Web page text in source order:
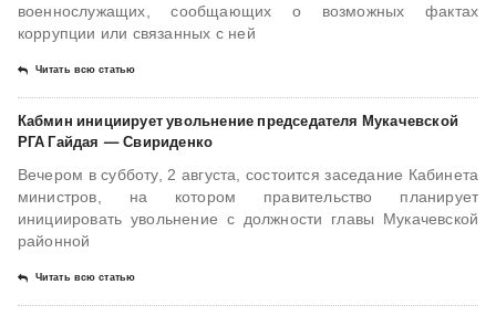
военнослужащих, сообщающих о возможных фактах
коррупции или связанных с ней
Читать всю статью
Кабмин инициирует увольнение председателя Мукачевской
РГА Гайдая — Свириденко
Вечером в субботу, 2 августа, состоится заседание Кабинета
министров, на котором правительство планирует
инициировать увольнение с должности главы Мукачевской
районной
Читать всю статью